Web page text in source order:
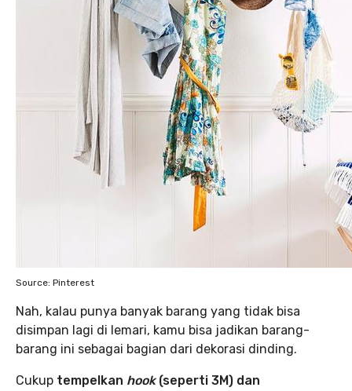
Source: Pinterest
Nah, kalau punya banyak barang yang tidak bisa
disimpan lagi di lemari, kamu bisa jadikan barang-
barang ini sebagai bagian dari dekorasi dinding.
Cukup tempelkan hook(seperti 3M) dan